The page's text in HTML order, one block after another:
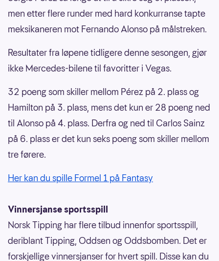
men etter flere runder med hard konkurranse tapte
meksikaneren mot Fernando Alonso på målstreken.
Resultater fra løpene tidligere denne sesongen, gjør
ikke Mercedes-bilene til favoritter i Vegas.
32 poeng som skiller mellom Pérez på 2. plass og
Hamilton på 3. plass, mens det kun er 28 poeng ned
til Alonso på 4. plass. Derfra og ned til Carlos Sainz
på 6. plass er det kun seks poeng som skiller mellom
tre førere.
Her kan du spille Formel 1 på Fantasy
Vinnersjanse sportsspill
Norsk Tipping har flere tilbud innenfor sportsspill,
deriblant Tipping, Oddsen og Oddsbomben. Det er
forskjellige vinnersjanser for hvert spill. Disse kan du